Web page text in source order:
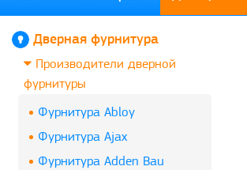
Дверная фурнитура
Производители дверной
фурнитуры
Фурнитура Abloy
Фурнитура Ajax
Фурнитура Adden Bau